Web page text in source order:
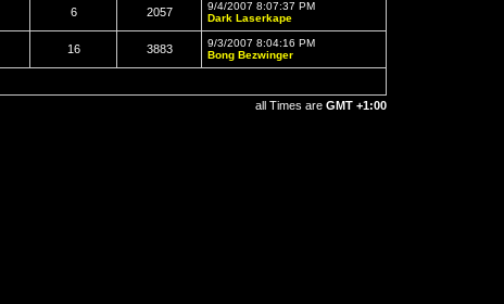
6 2057
9/4/2007 8:07:37 PM
Dark Laserkape
16 3883
9/3/2007 8:04:16 PM
Bong Bezwinger
all Times are GMT +1:00